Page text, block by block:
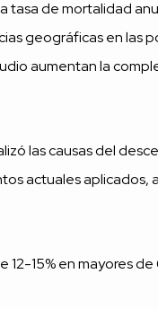
de mortalidad
geográficas en las
aumentan la
las causas del
actuales aplicados,
15% en mayores